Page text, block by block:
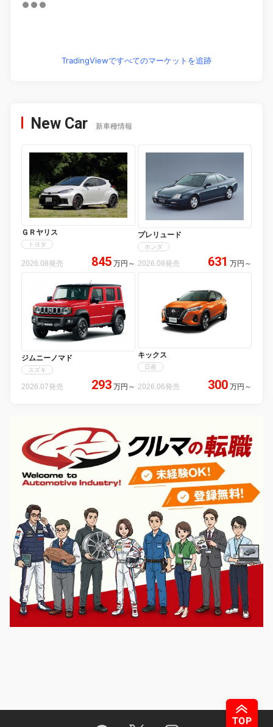
TradingViewですべてのマーケットを追跡
New Car 新車種情報
ＧＲヤリス
トヨタ
2026.08発売 845 万円 ～
プレリュード
ホンダ
2026.08発売 631 万円 ～
ジムニーノマド
スズキ
2026.07発売 293 万円 ～
キックス
日産
2026.06発売 300 万円 ～